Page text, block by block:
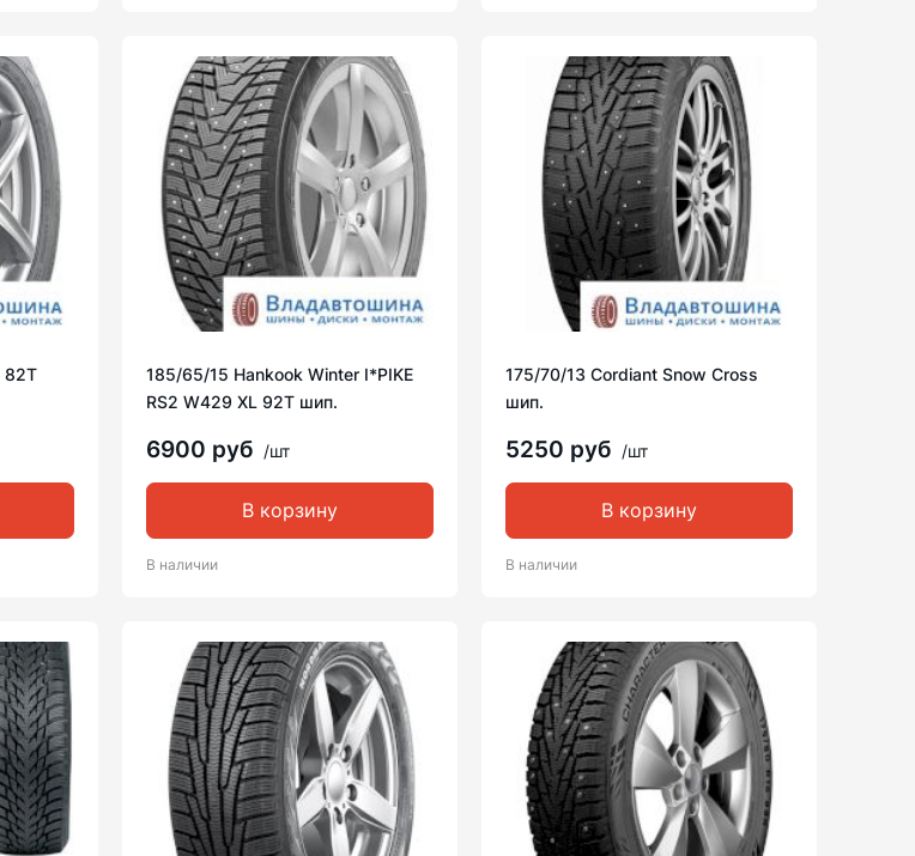
82T
185/65/15 Hankook Winter I*PIKE
RS2 W429 XL 92T шип.
6900 руб /шт
В корзину
В наличии
175/70/13 Cordiant Snow Cross
шип.
5250 руб /шт
В корзину
В наличии